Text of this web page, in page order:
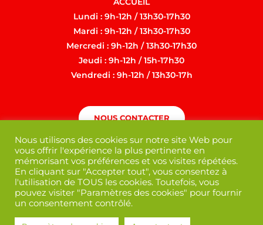
Lundi : 9h-12h / 13h30-17h30
Mardi : 9h-12h / 13h30-17h30
Mercredi : 9h-12h / 13h30-17h30
Jeudi : 9h-12h / 15h-17h30
Vendredi : 9h-12h / 13h30-17h
NOUS CONTACTER
Nous utilisons des cookies sur notre site Web pour
vous offrir l'expérience la plus pertinente en
mémorisant vos préférences et vos visites répétées.
En cliquant sur "Accepter tout", vous consentez à
l'utilisation de TOUS les cookies. Toutefois, vous
pouvez visiter "Paramètres des cookies" pour fournir
un consentement contrôlé.